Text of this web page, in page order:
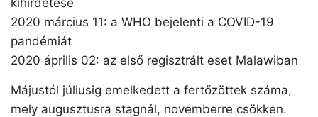
kihirdetése
2020 március 11: a WHO bejelenti a COVID-19
pandémiát
2020 április 02: az első regisztrált eset Malawiban
Májustól júliusig emelkedett a fertőzöttek száma,
mely augusztusra stagnál, novemberre csökken.